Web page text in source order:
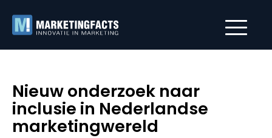
Nieuw onderzoek naar
inclusie in Nederlandse
marketingwereld